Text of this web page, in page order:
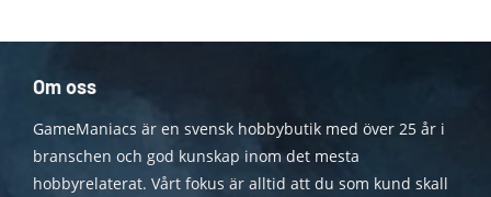
Om oss
GameManiacs är en svensk hobbybutik med över 25 år i
branschen och god kunskap inom det mesta
hobbyrelaterat. Vårt fokus är alltid att du som kund skall